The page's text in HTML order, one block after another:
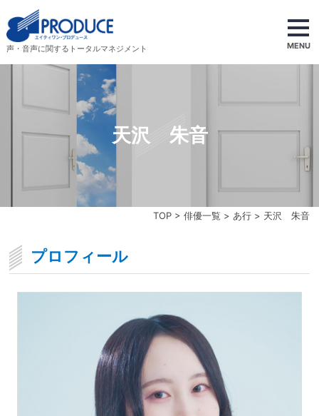
声・音声に関するトータルマネジメント MENU
TOP> 俳優一覧 > あ行> 天沢 朱音
天沢 朱音
プロフィール